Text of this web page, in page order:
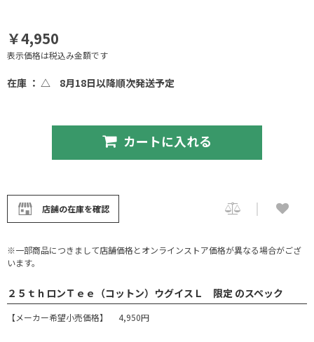
￥4,950
表示価格は税込み金額です
在庫 ： △ 8月18日以降順次発送予定
カートに入れる
店舗の在庫を確認
※一部商品につきまして店舗価格とオンラインストア価格が異なる場合がござ
います。
２５ｔｈロンＴｅｅ（コットン）ウグイスＬ 限定 のスペック
【メーカー希望小売価格】 4,950円